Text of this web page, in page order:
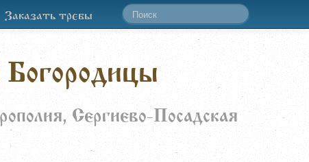
Заказать требы
Сергиево-Посадская